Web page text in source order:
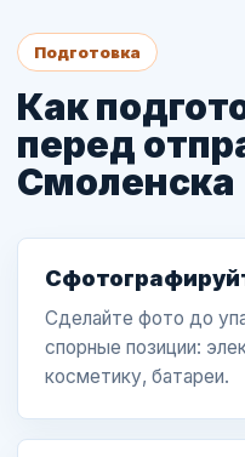
Подготовка
Как
перед
Смоленска
Сделайте фото до
спорные позиции:
косметику, батареи.